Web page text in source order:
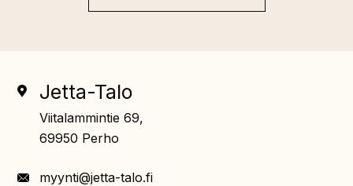
Jetta-Talo
Viitalammintie 69,
69950 Perho
myynti@jetta-talo.fi